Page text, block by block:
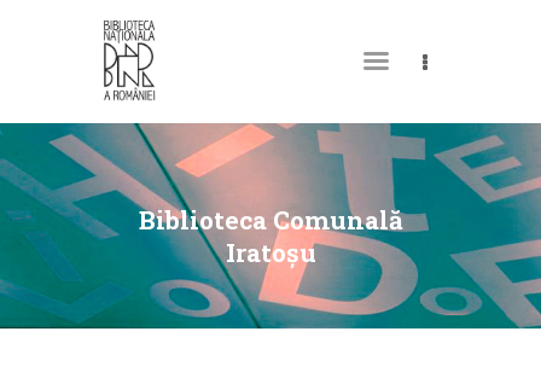
Biblioteca Comunală
Iratoşu
DESPRE NOI
PERMISUL MEU DE
BIBLIOTECĂ
CATALOAGE ȘI
COLECȚII